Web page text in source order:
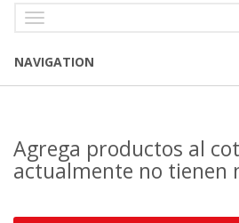
NAVIGATION
Agrega productos al
actualmente no tienen